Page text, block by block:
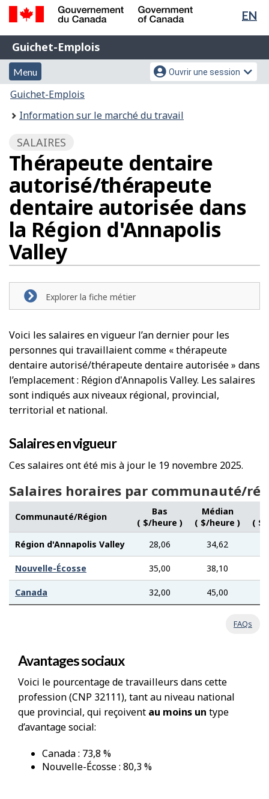
Passer
principal
Passer
version
HTML
simplifiée
de
EN
Gouvernement
du
Canada
Government
of
Canada
Guichet-
Emplois
Guichet-Emplois
Menu
et
recherche
Menu
Menu
des
paramètres
du
compte
Ouvrir une session
Vous
êtes
Guichet-Emplois
Information sur le marché du travail
SALAIRES
Thérapeute dentaire
autorisé/thérapeute
dentaire autorisée dans
la Région d'Annapolis
Valley
Explorer la fiche métier
Voici les salaires en vigueur l’an dernier pour les
personnes qui travaillaient comme « thérapeute
dentaire autorisé/thérapeute dentaire autorisée » dans
l’emplacement : Région d'Annapolis Valley. Les salaires
sont indiqués aux niveaux régional, provincial,
territorial et national.
Salaires en vigueur
Ces salaires ont été mis à jour le 19 novembre 2025.
Salaires horaires par communauté/
Communauté/Région
Bas
( $/heure )
Médian
( $/heure )
( $/
Région d'Annapolis Valley
28,06 34,62
Nouvelle-Écosse 35,00 38,10
Canada 32,00 45,00
FAQs
Avantages sociaux
Voici le pourcentage de travailleurs dans cette
profession (CNP 32111), tant au niveau national
que provincial, qui reçoivent au moins un type
d’avantage social:
Canada : 73,8 %
Nouvelle-Écosse : 80,3 %